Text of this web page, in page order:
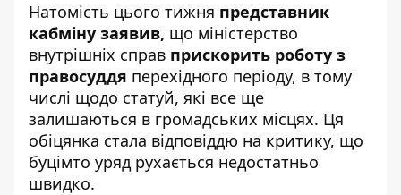
Натомість цього тижня представник
кабміну заявив, що міністерство
внутрішніх справ прискорить роботу з
правосуддя перехідного періоду, в тому
числі щодо статуй, які все ще
залишаються в громадських місцях. Ця
обіцянка стала відповіддю на критику, що
буцімто уряд рухається недостатньо
швидко.